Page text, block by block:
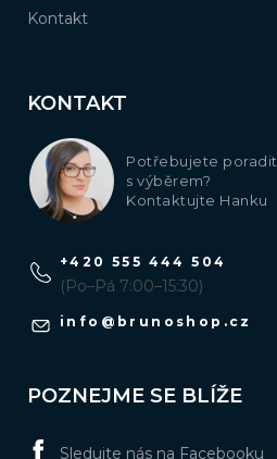
Kontakt
KONTAKT
Potřebujete poradit
s výběrem?
Kontaktujte Hanku
info @ brunoshop.cz
+420 555 444 504
(Po–Pá 7:00–15:30)
POZNEJME SE BLÍŽE
Sledujte nás na Facebooku